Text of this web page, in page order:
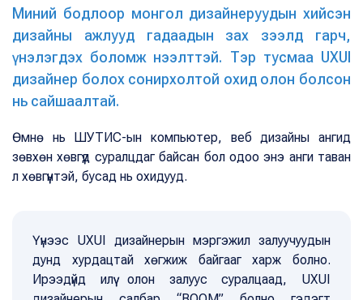
Миний бодлоор монгол дизайнеруудын хийсэн
дизайны ажлууд гадаадын зах зээлд гарч,
үнэлэгдэх боломж нээлттэй. Тэр тусмаа UXUI
дизайнер болох сонирхолтой охид олон болсон
нь сайшаалтай.
Өмнө нь ШУТИС-ын компьютер, веб дизайны ангид
зөвхөн хөвгүүд суралцдаг байсан бол одоо энэ анги таван
л хөвгүүнтэй, бусад нь охидууд.
Үүнээс UXUI дизайнерын мэргэжил залуучуудын
дунд хурдацтай хөгжиж байгааг харж болно.
Ирээдүйд илүү олон залуус суралцаад, UXUI